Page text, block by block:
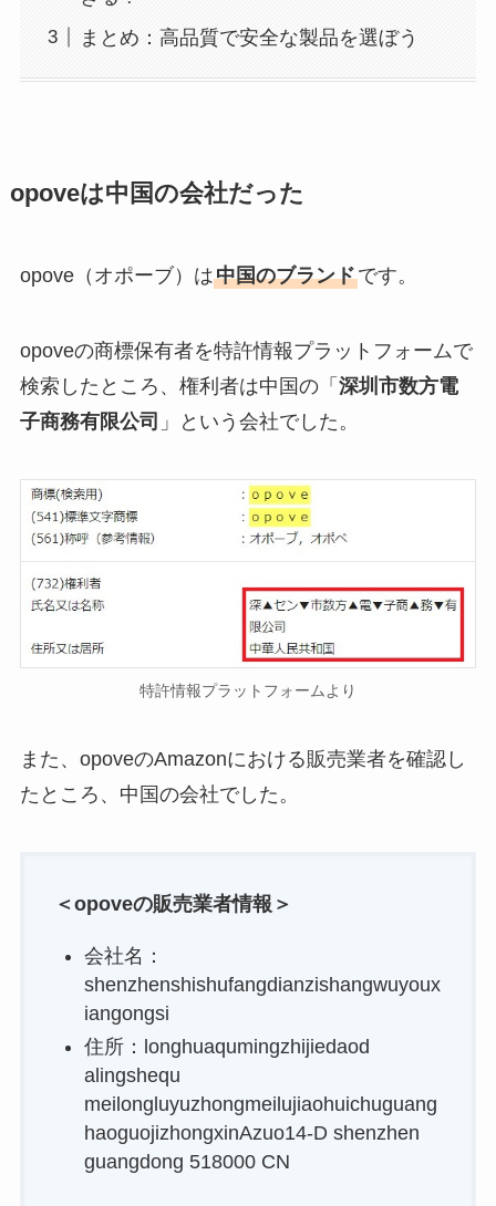
まとめ：高品質で安全な製品を選ぼう
opoveは中国の会社だった
opove（オポーブ）は中国のブランドです。
opoveの商標保有者を特許情報プラットフォームで
検索したところ、権利者は中国の「 深圳市数方電
子商務有限公司 」という会社でした。
特許情報プラットフォームより
また、opoveのAmazonにおける販売業者を確認し
たところ、中国の会社でした。
＜opoveの販売業者情報＞
会社名：
shenzhenshishufangdianzishangwuyoux
iangongsi
住所：longhuaqumingzhijiedaod
alingshequ
meilongluyuzhongmeilujiaohuichuguang
haoguojizhongxinAzuo14-D shenzhen
guangdong 518000 CN